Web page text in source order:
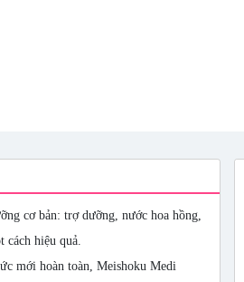
cơ bản: trợ dưỡng, nước hoa hồng,
cách hiệu quả.
mới hoàn toàn, Meishoku Medi